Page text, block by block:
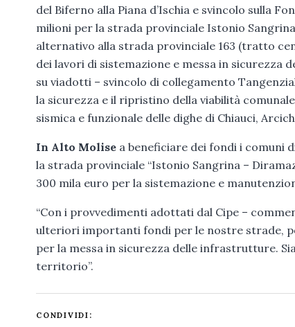
del Biferno alla Piana d’Ischia e svincolo sulla
milioni per la strada provinciale Istonio
alternativo alla strada provinciale 163 (tratto
dei lavori di sistemazione e messa in sicurezza
su viadotti – svincolo di collegamento
la sicurezza e il ripristino della viabilità
sismica e funzionale delle dighe di Chiauci,
In Alto Molise a beneficiare dei fondi i comuni
la strada provinciale “Istonio Sangrina –
300 mila euro per la sistemazione e
“Con i provvedimenti adottati dal Cipe –
ulteriori importanti fondi per le nostre strade,
per la messa in sicurezza delle infrastrutture.
territorio”.
CONDIVIDI: